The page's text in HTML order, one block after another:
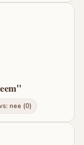
nee (0)